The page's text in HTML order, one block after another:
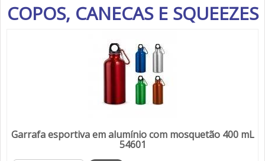
COPOS, CANECAS E SQUEEZES
Garrafa esportiva em alumínio com mosquetão 400 mL
54601